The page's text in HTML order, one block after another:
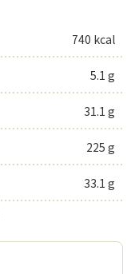
740 kcal
5.1 g
31.1 g
225 g
33.1 g